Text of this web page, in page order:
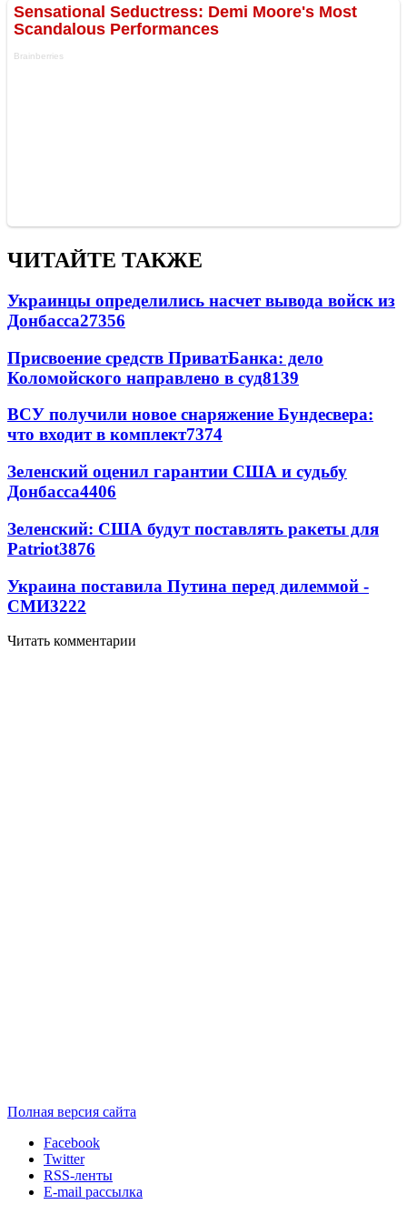
ЧИТАЙТЕ ТАКЖЕ
Украинцы определились насчет вывода войск из
Донбасса27356
Присвоение средств ПриватБанка: дело
Коломойского направлено в суд8139
ВСУ получили новое снаряжение Бундесвера:
что входит в комплект7374
Зеленский оценил гарантии США и судьбу
Донбасса4406
Зеленский: США будут поставлять ракеты для
Patriot3876
Украина поставила Путина перед дилеммой -
СМИ3222
Читать комментарии
Полная версия сайта
Facebook
Twitter
RSS-ленты
E-mail рассылка